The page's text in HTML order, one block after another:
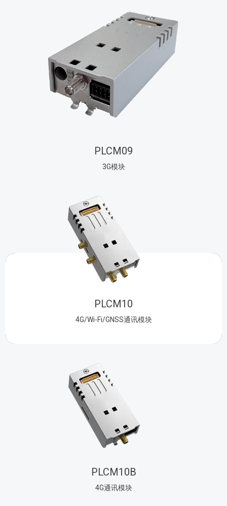
PLCM09
3G模块
PLCM10
4G/Wi-Fi/GNSS通讯模块
PLCM10B
4G通讯模块